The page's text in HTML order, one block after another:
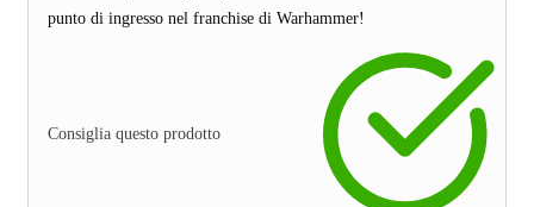
punto di ingresso nel franchise di Warhammer!
Consiglia questo prodotto